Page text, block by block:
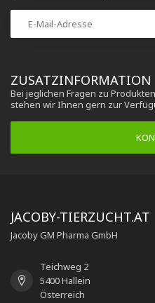
ZUSATZINFORMATION
Bei jeglichen Fragen zu
stehen wir Ihnen gern zur
JACOBY-TIERZUCHT.AT
Jacoby GM Pharma GmbH
Teichweg 2
5400 Hallein
Österreich